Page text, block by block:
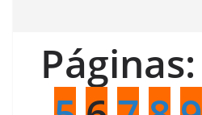
Páginas: